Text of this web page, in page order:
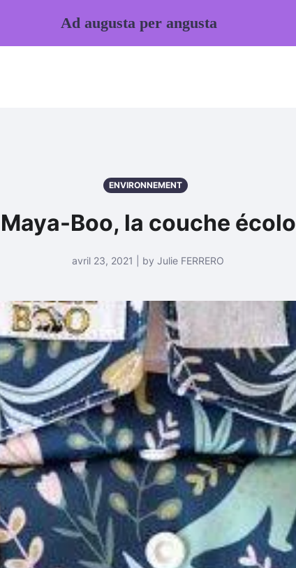
ENVIRONNEMENT
Maya-Boo, la couche écolo
avril 23, 2021 | by Julie FERRERO
Ad augusta per angusta